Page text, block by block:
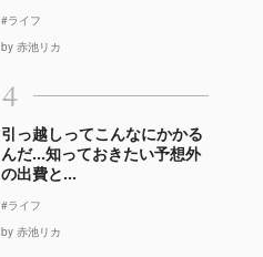
#ライフ
by 赤池リカ
4
引っ越しってこんなにかかる
んだ…知っておきたい予想外
の出費と...
#ライフ
by 赤池リカ